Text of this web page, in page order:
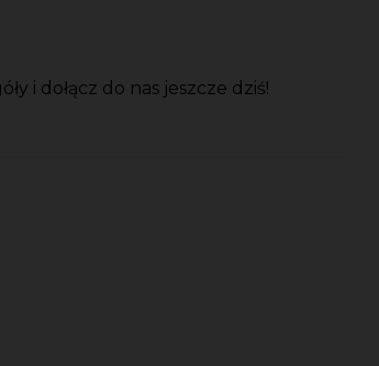
i dołącz do nas jeszcze dziś!